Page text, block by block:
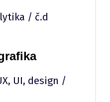
/ č.d
UI, design /